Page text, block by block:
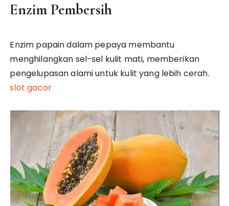
Enzim Pembersih
Enzim papain dalam pepaya membantu
menghilangkan sel-sel kulit mati, memberikan
pengelupasan alami untuk kulit yang lebih cerah.
slot gacor